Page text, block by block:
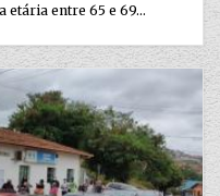
etária entre 65 e 69...